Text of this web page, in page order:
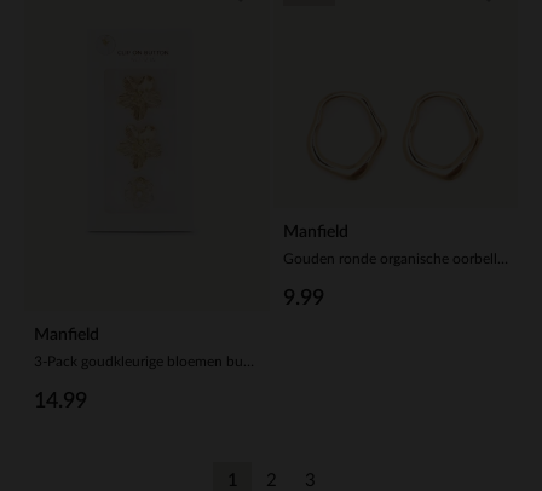
Manfield
14.99
Manfield
Gouden ronde organische oorbellen
9.99
1 2 3